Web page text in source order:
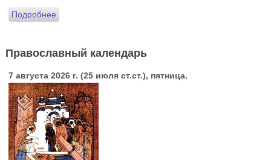
Подробнее
Православный календарь
7 августа 2026 г. (25 июля ст.ст.), пятница.